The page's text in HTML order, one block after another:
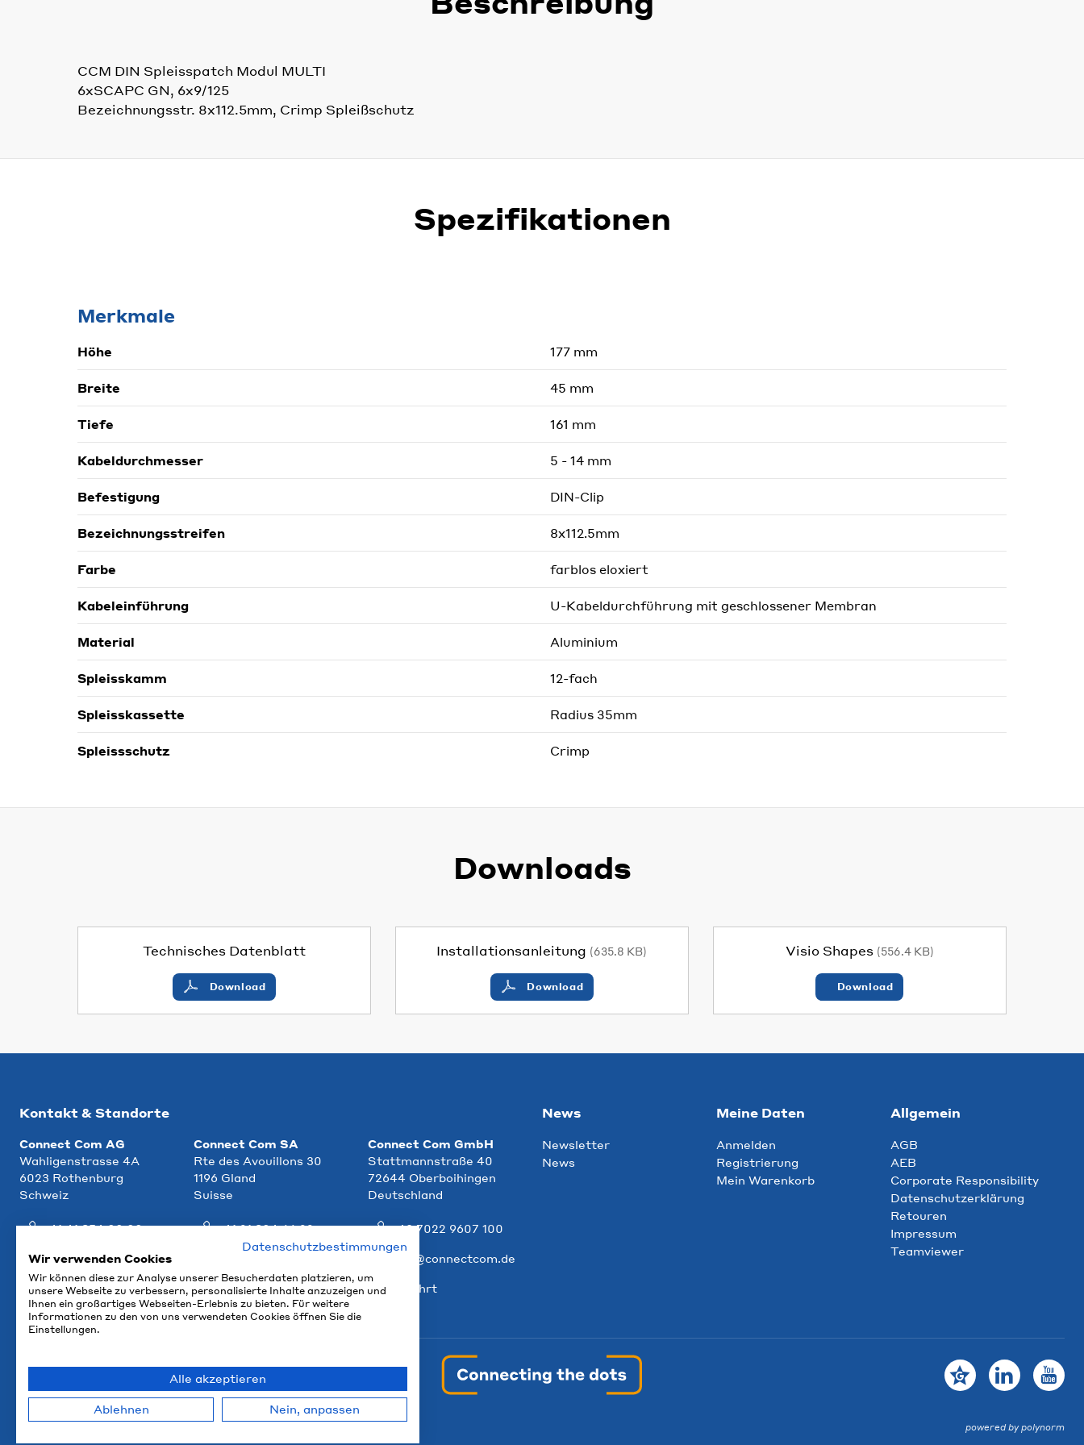
CCM DIN Spleisspatch Modul MULTI
6xSCAPC GN, 6x9/125
Bezeichnungsstr. 8x112.5mm, Crimp Spleißschutz
Spezifikationen
Merkmale
Höhe 177 mm
Breite 45 mm
Tiefe 161 mm
Kabeldurchmesser 5 - 14 mm
Befestigung DIN-Clip
Bezeichnungsstreifen 8x112.5mm
Farbe farblos eloxiert
Kabeleinführung U-Kabeldurchführung mit geschlossener Membran
Material Aluminium
Spleisskamm 12-fach
Spleisskassette Radius 35mm
Spleissschutz Crimp
Downloads
Technisches Datenblatt
Download
Installationsanleitung (635.8 KB)
Download
Visio Shapes (556.4 KB)
Download
Kontakt & Standorte
Connect Com AG
Wahligenstrasse 4A
6023 Rothenburg
Schweiz
+41 41 854 00 00
info@ccm.ch
Anfahrt
Connect Com SA
Rte des Avouillons 30
1196 Gland
Suisse
+41 21 804 66 22
Anfahrt
Connect Com GmbH
Stattmannstraße 40
72644 Oberboihingen
Deutschland
+49 7022 9607 100
info@connectcom.de
Anfahrt
News
Newsletter
News
Meine Daten
Anmelden
Registrierung
Mein Warenkorb
Allgemein
AGB
AEB
Corporate Responsibility
Datenschutzerklärung
Retouren
Impressum
Teamviewer
powered by polynorm
Datenschutzbestimmungen
Wir verwenden Cookies
Wir können diese zur Analyse unserer Besucherdaten platzieren, um
unsere Webseite zu verbessern, personalisierte Inhalte anzuzeigen und
Ihnen ein großartiges Webseiten-Erlebnis zu bieten. Für weitere
Informationen zu den von uns verwendeten Cookies öffnen Sie die
Einstellungen.
Alle akzeptieren
Ablehnen Nein, anpassen